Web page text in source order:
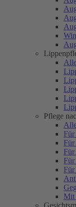
Pflege
Für
Mit